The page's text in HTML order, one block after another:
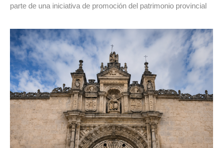
parte de una iniciativa de promoción del patrimonio provincial